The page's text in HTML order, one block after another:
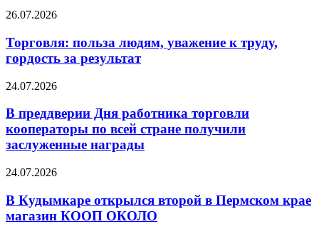
26.07.2026
Торговля: польза людям, уважение к труду,
гордость за результат
24.07.2026
В преддверии Дня работника торговли
кооператоры по всей стране получили
заслуженные награды
24.07.2026
В Кудымкаре открылся второй в Пермском крае
магазин КООП ОКОЛО